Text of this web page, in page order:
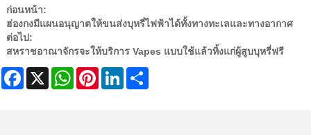
ก่อนหน้า:
ฮ่องกงมีแผนอนุญาตให้ขนส่งบุหรี่ไฟฟ้าได้ทั้งทางทะเลและทางอากาศ
ต่อไป:
สหราชอาณาจักรจะให้บริการ Vapes แบบใช้แล้วทิ้งแก่ผู้สูบบุหรี่ฟรี
Facebook WhatsAppPinterestLinkedIn